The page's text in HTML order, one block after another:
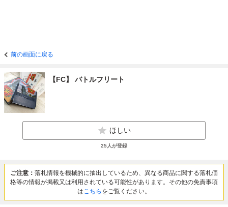
前の画面に戻る
【FC】 バトルフリート
ほしい
25人が登録
ご注意： 落札情報を機械的に抽出しているため、異なる商品に関する落札価
格等の情報が掲載又は利用されている可能性があります。その他の免責事項
はこちら をご覧ください。